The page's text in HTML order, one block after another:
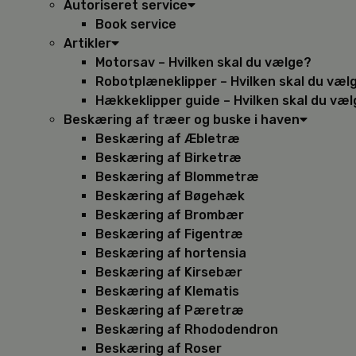
Autoriseret service
Book service
Artikler
Motorsav – Hvilken skal du vælge?
Robotplæneklipper – Hvilken skal du
Hækkeklipper guide – Hvilken skal du
Beskæring af træer og buske i haven
Beskæring af Æbletræ
Beskæring af Birketræ
Beskæring af Blommetræ
Beskæring af Bøgehæk
Beskæring af Brombær
Beskæring af Figentræ
Beskæring af hortensia
Beskæring af Kirsebær
Beskæring af Klematis
Beskæring af Pæretræ
Beskæring af Rhododendron
Beskæring af Roser